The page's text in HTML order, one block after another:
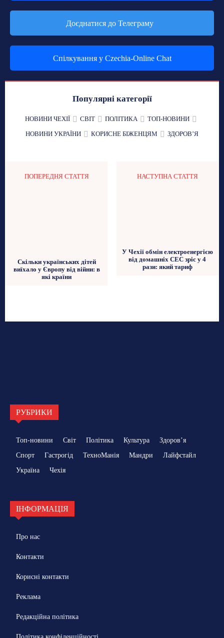
Доєднатися до Телеграму
Спілкування у Czechia-Online Chat
Популярні категорії
НОВИНИ ЧЕХІЇ СВІТ ПОЛІТИКА
ТОП-НОВИНИ
НОВИНИ УКРАЇНИ
КОРИСНЕ БІЖЕНЦЯМ ЗДОРОВʼЯ
ПОПЕРЕДНЯ СТАТТЯ
Скільки українських дітей
виїхало у Європу від війни: в
які країни
НАСТУПНА СТАТТЯ
У Чехії обмін електроенергією
від домашніх СЕС зріс у 4
рази: який тариф
РУБРИКИ
Топ-новини Світ Політика Культура
Здоровʼя
Спорт
Гастрогід ТехноМанія Мандри
Лайфстайл
Україна
Чехія
ІНФОРМАЦІЯ
Про нас
Контакти
Корисні контакти
Реклама
Редакційна політика